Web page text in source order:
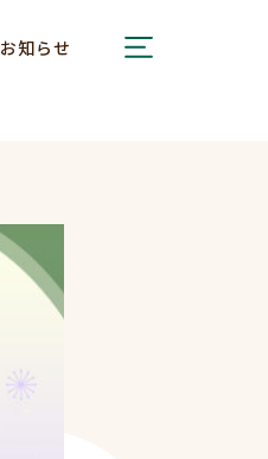
お知らせ